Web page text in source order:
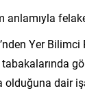
anlamıyla
Yer
tabakalarında
olduğuna dair